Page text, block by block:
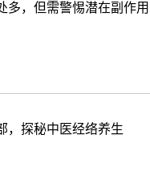
多，但需警惕潜在副作用
，探秘中医经络养生